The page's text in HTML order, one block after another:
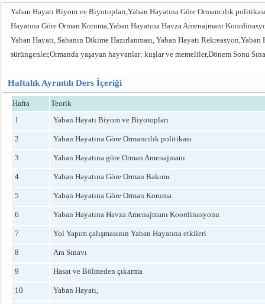
Yaban Hayatı Biyom ve Biyotopları,Yaban Hayatına Göre Ormancılık
Hayatına Göre Orman Koruma,Yaban Hayatına Havza Amenajmanı
Yaban Hayatı, Sahanın Dikime Hazırlanması, Yaban Hayatı
sürüngenler,Ormanda yaşayan hayvanlar: kuşlar ve memeliler,Dönem Sonu
Haftalık Ayrıntılı Ders İçeriği
Hafta
Teorik
1
Yaban Hayatı Biyom ve Biyotopları
2 Yaban Hayatına Göre Ormancılık politikası
3 Yaban Hayatına göre Orman Amenajmanı
4 Yaban Hayatına Göre Orman Bakımı
5 Yaban Hayatına Göre Orman Koruma
6 Yaban Hayatına Havza Amenajmanı Koordinasyonu
7 Yol Yapım çalışmasının Yaban Hayatına etkileri
8 Ara Sınavı
9 Hasat ve Bölmeden çıkarma
10 Yaban Hayatı,